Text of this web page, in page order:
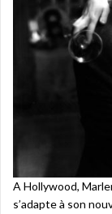
A Hollywood,
s’adapte à son